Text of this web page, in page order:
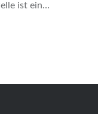
ist ein…